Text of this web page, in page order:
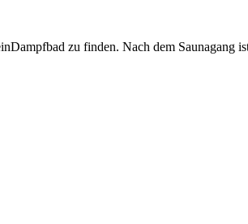
zu finden. Nach dem Saunagang